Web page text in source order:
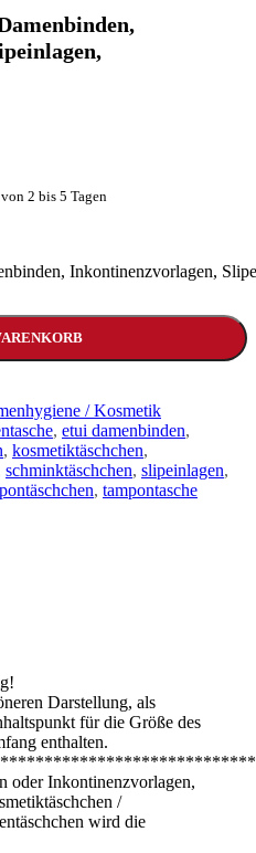
2 bis 5 Tagen
Inkontinenzvorlagen,
/ Kosmetik
, etui damenbinden,
, kosmetiktäschchen,
schminktäschchen, slipeinlagen,
, tampontasche
Darstellung, als
für die Größe des
enthalten.
oder Inkontinenzvorlagen,
/
wird die